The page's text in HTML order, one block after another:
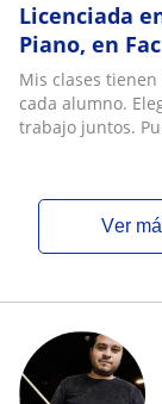
Licenciada
Piano, en
clases de
Mis clases
cada alumno.
trabajo juntos.
ver